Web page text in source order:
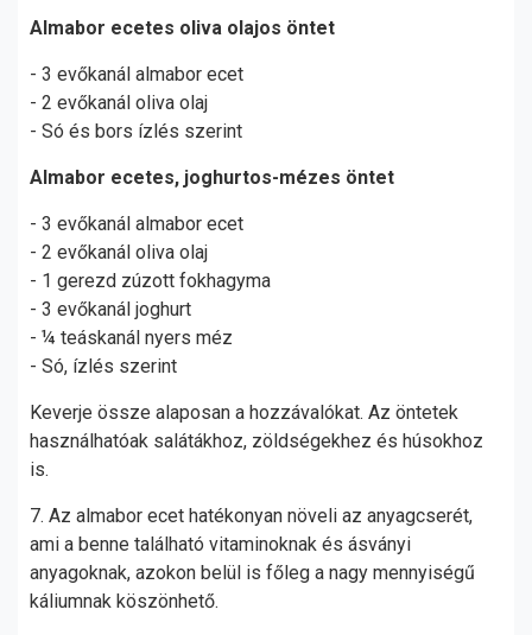
Almabor ecetes oliva olajos öntet
- 3 evőkanál almabor ecet
- 2 evőkanál oliva olaj
- Só és bors ízlés szerint
Almabor ecetes, joghurtos-mézes öntet
- 3 evőkanál almabor ecet
- 2 evőkanál oliva olaj
- 1 gerezd zúzott fokhagyma
- 3 evőkanál joghurt
- ¼ teáskanál nyers méz
- Só, ízlés szerint
Keverje össze alaposan a hozzávalókat. Az öntetek
használhatóak salátákhoz, zöldségekhez és húsokhoz
is.
7. Az almabor ecet hatékonyan növeli az anyagcserét,
ami a benne található vitaminoknak és ásványi
anyagoknak, azokon belül is főleg a nagy mennyiségű
káliumnak köszönhető.